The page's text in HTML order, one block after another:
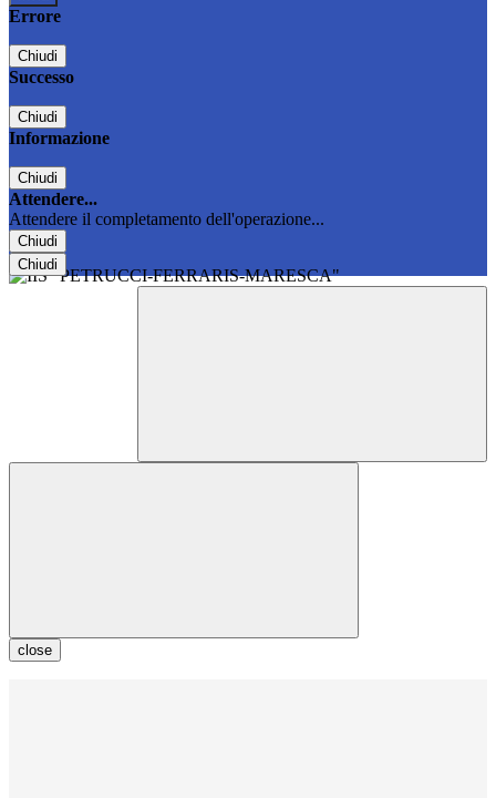
Errore
Chiudi
Successo
Chiudi
Informazione
Chiudi
Attendere...
Attendere il completamento dell'operazione...
Chiudi
Chiudi
close